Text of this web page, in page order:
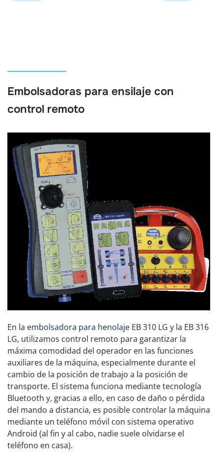
Embolsadoras para ensilaje con
control remoto
En la embolsadora para henolaje EB 310 LG y la EB 316
LG, utilizamos control remoto para garantizar la
máxima comodidad del operador en las funciones
auxiliares de la máquina, especialmente durante el
cambio de la posición de trabajo a la posición de
transporte. El sistema funciona mediante tecnología
Bluetooth y, gracias a ello, en caso de daño o pérdida
del mando a distancia, es posible controlar la máquina
mediante un teléfono móvil con sistema operativo
Android (al fin y al cabo, nadie suele olvidarse el
teléfono en casa).